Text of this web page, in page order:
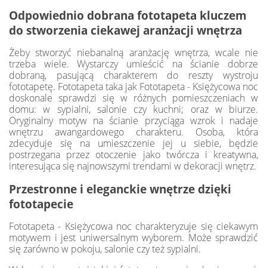
Odpowiednio dobrana fototapeta kluczem
do stworzenia ciekawej aranżacji wnętrza
Żeby stworzyć niebanalną aranżację wnętrza, wcale nie
trzeba wiele. Wystarczy umieścić na ścianie dobrze
dobraną, pasującą charakterem do reszty wystroju
fototapetę. Fototapeta taka jak Fototapeta - Księżycowa noc
doskonale sprawdzi się w różnych pomieszczeniach w
domu: w sypialni, salonie czy kuchni; oraz w biurze.
Oryginalny motyw na ścianie przyciąga wzrok i nadaje
wnętrzu awangardowego charakteru. Osoba, która
zdecyduje się na umieszczenie jej u siebie, będzie
postrzegana przez otoczenie jako twórcza i kreatywna,
interesująca się najnowszymi trendami w dekoracji wnętrz.
Przestronne i eleganckie wnętrze dzięki
fototapecie
Fototapeta - Księżycowa noc charakteryzuje się ciekawym
motywem i jest uniwersalnym wyborem. Może sprawdzić
się zarówno w pokoju, salonie czy też sypialni.